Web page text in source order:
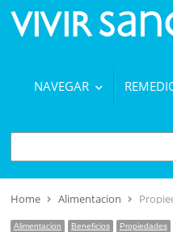
NAVEGAR
BUSCAR
Home Alimentacion
Alimentacion Beneficios Propiedades